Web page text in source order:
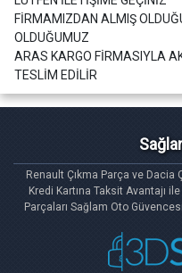
FİRMAMIZDAN ALMIŞ
OLDUĞUMUZ
ARAS KARGO FİRMASIYLA
TESLİM EDİLİR
Renault Çıkma Parça ve Dacia
Kredi Kartına Taksit Avantajı
Parçaları Sağlam Oto